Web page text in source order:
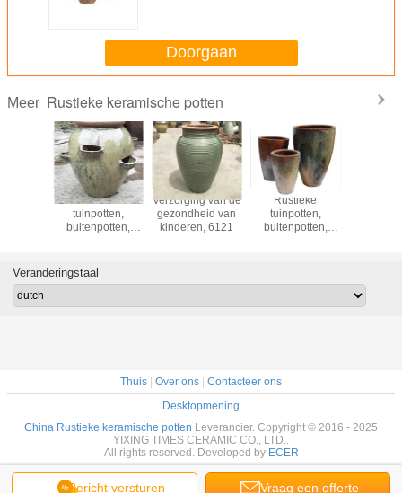
Doorgaan
Meer Rustieke keramische potten
Rustieke
tuinpotten,
buitenpotten,
aardbeienpotten,
GRT9016
Verzorging van de
gezondheid van
kinderen, 6121
Rustieke
tuinpotten,
buitenpotten,
Bericht versturen Vraag een offerte
Veranderingstaal
Thuis | Over ons | Contacteer ons
Desktopmening
China Rustieke keramische potten Leverancier. Copyright © 2016 - 2025
YIXING TIMES CERAMIC CO., LTD..
All rights reserved. Developed by ECER